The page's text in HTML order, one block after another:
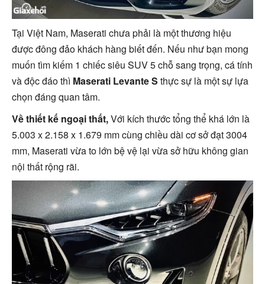
Tại Việt Nam, Maserati chưa phải là một thương hiệu
được đông đảo khách hàng biết đến. Nếu như bạn mong
muốn tìm kiếm 1 chiếc siêu SUV 5 chỗ sang trọng, cá tính
và độc đáo thì Maserati Levante S thực sự là một sự lựa
chọn đáng quan tâm.
Về thiết kế ngoại thất,Với kích thước tổng thể khá lớn là
5.003 x 2.158 x 1.679 mm cùng chiều dài cơ sở đạt 3004
mm, Maserati vừa to lớn bệ vệ lại vừa sở hữu không gian
nội thất rộng rãi.